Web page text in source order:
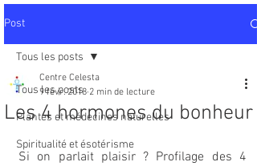
Post
Tous les posts
Plantes et médecines naturelles
Spiritualité et ésotérisme
Tous les posts
Les 4 hormones du bonheur
Centre Celesta
9 févr. 2018 2 min de lecture
Si on parlait plaisir ? Profilage des 4